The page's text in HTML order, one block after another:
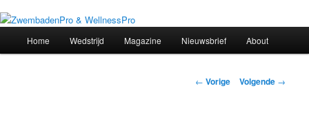
Home Wedstrijd Magazine Nieuwsbrief About
Bericht
← Vorige Volgende →